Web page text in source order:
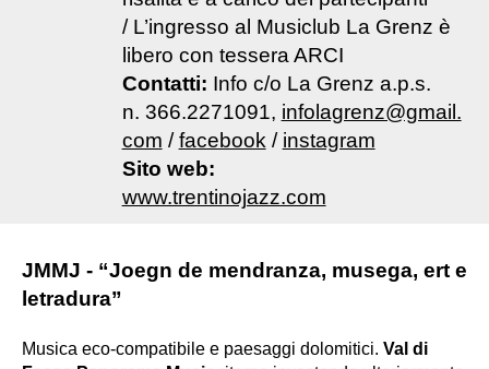
/ L’ingresso al Musiclub La Grenz è
libero con tessera ARCI
Contatti: Info c/o La Grenz a.p.s.
n. 366.2271091, infolagrenz@gmail.
com /facebook/ instagram
Sito web:
www.trentinojazz.com
JMMJ - “Joegn de mendranza, musega, ert e
letradura”
Musica eco-compatibile e paesaggi dolomitici. Val di